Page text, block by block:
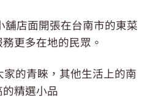
舖店面開張在台南市的東菜
更多在地的民眾。
家的青睞，其他生活上的南
精選小品